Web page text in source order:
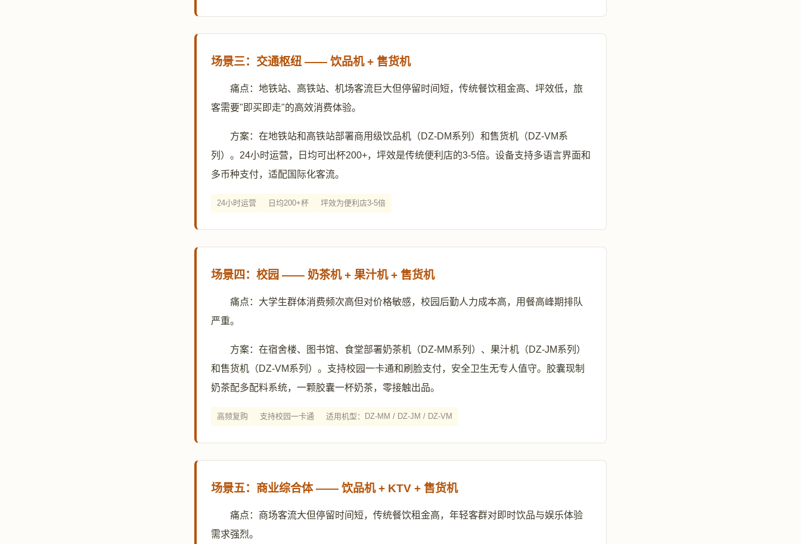
场景三：交通枢纽 —— 饮品机 + 售货机
痛点：地铁站、高铁站、机场客流巨大但停留时间短，传统餐饮租金高、坪效低，旅
客需要"即买即走"的高效消费体验。
方案：在地铁站和高铁站部署商用级饮品机（DZ-DM系列）和售货机（DZ-VM系
列）。24小时运营，日均可出杯200+，坪效是传统便利店的3-5倍。设备支持多语言界面和
多币种支付，适配国际化客流。
24小时运营 日均200+杯 坪效为便利店3-5倍
场景四：校园 —— 奶茶机 + 果汁机 + 售货机
痛点：大学生群体消费频次高但对价格敏感，校园后勤人力成本高，用餐高峰期排队
严重。
方案：在宿舍楼、图书馆、食堂部署奶茶机（DZ-MM系列）、果汁机（DZ-JM系列）
和售货机（DZ-VM系列）。支持校园一卡通和刷脸支付，安全卫生无专人值守。胶囊现制
奶茶配多配料系统，一颗胶囊一杯奶茶，零接触出品。
高频复购 支持校园一卡通 适用机型：DZ-MM / DZ-JM / DZ-VM
场景五：商业综合体 —— 饮品机 + KTV + 售货机
痛点：商场客流大但停留时间短，传统餐饮租金高，年轻客群对即时饮品与娱乐体验
需求强烈。